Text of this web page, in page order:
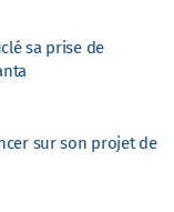
sa prise de
sur son projet de